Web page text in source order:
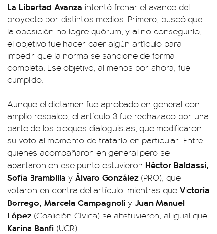
La Libertad Avanza intentó frenar el avance del
proyecto por distintos medios. Primero, buscó que
la oposición no logre quórum, y al no conseguirlo,
el objetivo fue hacer caer algún artículo para
impedir que la norma se sancione de forma
completa. Ese objetivo, al menos por ahora, fue
cumplido.
Aunque el dictamen fue aprobado en general con
amplio respaldo, el artículo 3 fue rechazado por una
parte de los bloques dialoguistas, que modificaron
su voto al momento de tratarlo en particular. Entre
quienes acompañaron en general pero se
apartaron en ese punto estuvieron Héctor Baldassi,
Sofía Brambilla y Álvaro González (PRO), que
votaron en contra del artículo, mientras que Victoria
Borrego, Marcela Campagnoli y Juan Manuel
López (Coalición Cívica) se abstuvieron, al igual que
Karina Banfi (UCR).